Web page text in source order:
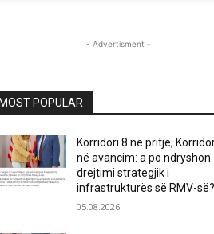
- Advertisment -
MOST POPULAR
Korridori 8 në pritje,
në avancim: a po ndryshon
drejtimi strategjik i
infrastrukturës së RMV-së?
05.08.2026